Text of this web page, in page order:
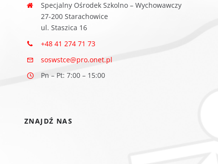
Specjalny Ośrodek Szkolno – Wychowawczy
27-200 Starachowice
ul. Staszica 16
+48 41 274 71 73
soswstce@pro.onet.pl
Pn – Pt: 7:00 – 15:00
ZNAJDŹ NAS